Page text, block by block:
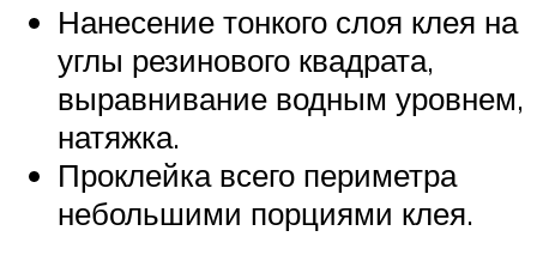
Нанесение тонкого слоя клея на
углы резинового квадрата,
выравнивание водным уровнем,
натяжка.
Проклейка всего периметра
небольшими порциями клея.